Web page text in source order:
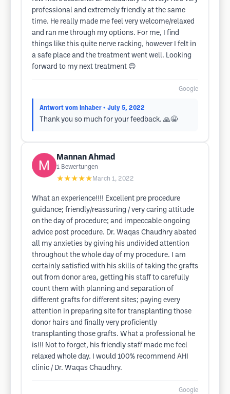
professional and extremely friendly at the same
time. He really made me feel very welcome/relaxed
and ran me through my options. For me, I find
things like this quite nerve racking, however I felt in
a safe place and the treatment went well. Looking
forward to my next treatment 😊
Google
Antwort vom Inhaber • July 5, 2022
Thank you so much for your feedback. 🙏😀
Mannan Ahmad
1 Bewertungen
★★★★★ March 1, 2022
What an experience!!!! Excellent pre procedure
guidance; friendly/reassuring / very caring attitude
on the day of procedure; and impeccable ongoing
advice post procedure. Dr. Waqas Chaudhry abated
all my anxieties by giving his undivided attention
throughout the whole day of my procedure. I am
certainly satisfied with his skills of taking the grafts
out from donor area, getting his staff to carefully
count them with planning and separation of
different grafts for different sites; paying every
attention in preparing site for transplanting those
donor hairs and finally very proficiently
transplanting those grafts. What a professional he
is!!! Not to forget, his friendly staff made me feel
relaxed whole day. I would 100% recommend AHI
clinic / Dr. Waqas Chaudhry.
Google